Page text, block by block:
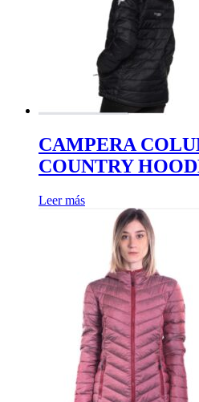
pueden
elegir
en
la
página
producto
CAMPERA
COUNTRY
Leer más